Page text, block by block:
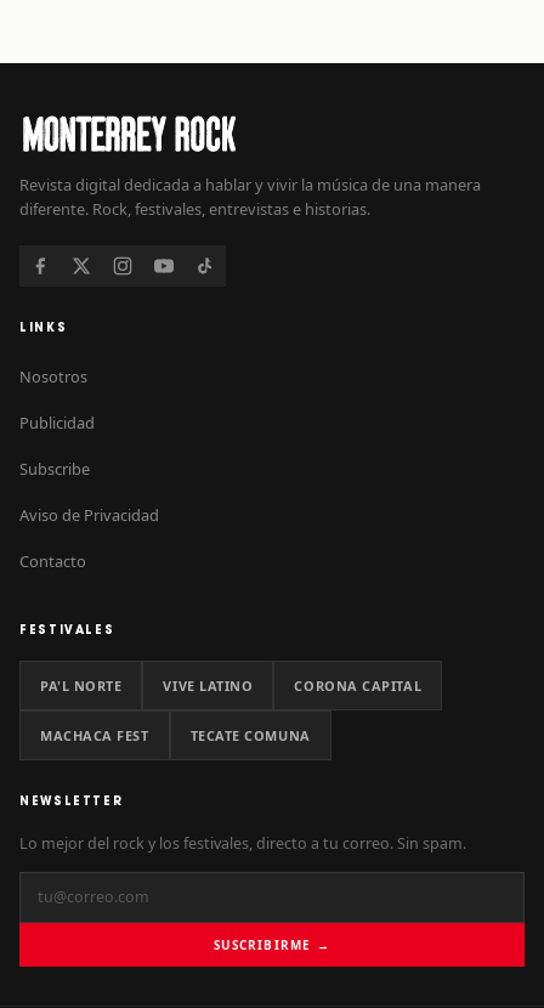
Revista digital dedicada a hablar y vivir la música de una manera
diferente. Rock, festivales, entrevistas e historias.
LINKS
Nosotros
Publicidad
Subscribe
Aviso de Privacidad
Contacto
FESTIVALES
PA'L NORTE VIVE LATINO CORONA CAPITAL
MACHACA FEST TECATE COMUNA
NEWSLETTER
Lo mejor del rock y los festivales, directo a tu correo. Sin spam.
SUSCRIBIRME →